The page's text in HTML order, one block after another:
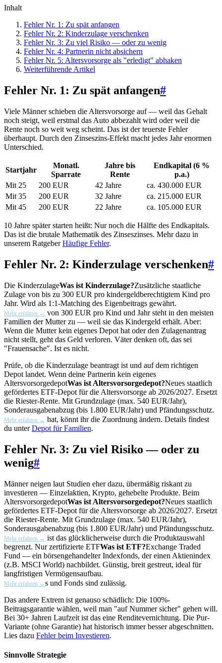
Inhalt
Fehler Nr. 1: Zu spät anfangen
Fehler Nr. 2: Kinderzulage verschenken
Fehler Nr. 3: Zu viel Risiko — oder zu wenig
Fehler Nr. 4: Partnerin nicht absichern
Fehler Nr. 5: Altersvorsorge als "erledigt" abhaken
Weiterführende Artikel
Fehler Nr. 1: Zu spät anfangen#
Viele Männer schieben die Altersvorsorge auf — weil das Gehalt
noch steigt, weil erstmal das Auto abbezahlt wird oder weil die
Rente noch so weit weg scheint. Das ist der teuerste Fehler
überhaupt. Durch den Zinseszins-Effekt macht jedes Jahr enormen
Unterschied.
Startjahr
Monatl.
Sparrate
Jahre bis
Rente
Endkapital (6 %
p.a.)
Mit 25
200 EUR 42 Jahre
ca. 430.000 EUR
Mit 35
200 EUR 32 Jahre
ca. 215.000 EUR
Mit 45
200 EUR 22 Jahre ca. 105.000 EUR
10 Jahre später starten heißt: Nur noch die Hälfte des Endkapitals.
Das ist die brutale Mathematik des Zinseszinses. Mehr dazu in
unserem RatgeberHäufige Fehler.
Fehler Nr. 2: Kinderzulage verschenken#
Die KinderzulageWas ist Kinderzulage?Zusätzliche staatliche
Zulage von bis zu 300 EUR pro kindergeldberechtigtem Kind pro
Jahr. Wird als 1:1-Matching des Eigenbeitrags gewährt.
Mehr erfahren → von 300 EUR pro Kind und Jahr steht in den meisten
Familien der Mutter zu — weil sie das Kindergeld erhält. Aber:
Wenn die Mutter kein eigenes Depot hat oder den Zulagenantrag
nicht stellt, geht das Geld verloren. Väter denken oft, das sei
"Frauensache". Ist es nicht.
Prüfe, ob die Kinderzulage beantragt ist und auf dem richtigen
Depot landet. Wenn deine Partnerin kein eigenes
AltersvorsorgedepotWas ist Altersvorsorgedepot?Neues staatlich
gefördertes ETF-Depot für die Altersvorsorge ab 2026/2027. Ersetzt
die Riester-Rente. Mit Grundzulage (max. 540 EUR/Jahr),
Sonderausgabenabzug (bis 1.800 EUR/Jahr) und Pfändungsschutz.
Mehr erfahren → hat, könnt ihr die Zuordnung ändern. Details findest
du unterDepot für Familien.
Fehler Nr. 3: Zu viel Risiko — oder zu
wenig#
Männer neigen laut Studien eher dazu, übermäßig riskant zu
investieren — Einzelaktien, Krypto, gehebelte Produkte. Beim
AltersvorsorgedepotWas ist Altersvorsorgedepot?Neues staatlich
gefördertes ETF-Depot für die Altersvorsorge ab 2026/2027. Ersetzt
die Riester-Rente. Mit Grundzulage (max. 540 EUR/Jahr),
Sonderausgabenabzug (bis 1.800 EUR/Jahr) und Pfändungsschutz.
Mehr erfahren → ist das glücklicherweise durch die Produktauswahl
begrenzt. Nur zertifizierte ETFWas ist ETF?Exchange Traded
Fund — ein börsengehandelter Indexfonds, der einen Aktienindex
(z.B. MSCI World) nachbildet. Günstig, breit gestreut, ideal für
langfristigen Vermögensaufbau.
Mehr erfahren →s und Fonds sind zulässig.
Das andere Extrem ist genauso schädlich: Die 100%-
Beitragsgarantie wählen, weil man "auf Nummer sicher" gehen will.
Bei 30+ Jahren Laufzeit ist das eine Renditevernichtung. Die Pur-
Variante (ohne Garantie) hat historisch immer besser abgeschnitten.
Lies dazu Fehler beim Investieren.
Sinnvolle Strategie